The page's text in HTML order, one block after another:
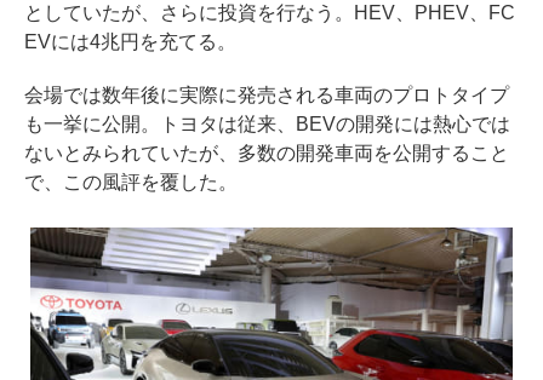
としていたが、さらに投資を行なう。HEV、PHEV、FC
EVには4兆円を充てる。
会場では数年後に実際に発売される車両のプロトタイプ
も一挙に公開。トヨタは従来、BEVの開発には熱心では
ないとみられていたが、多数の開発車両を公開すること
で、この風評を覆した。